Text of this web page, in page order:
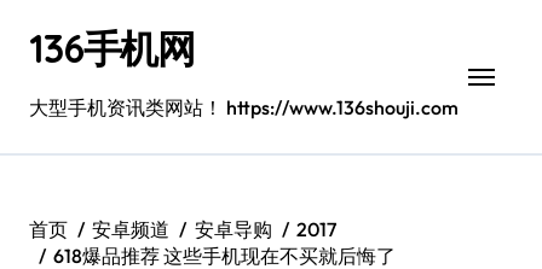
136手机网
大型手机资讯类网站！ https://www.136shouji.com
首页 安卓频道 安卓导购
2017
618爆品推荐 这些手机现在不买就后悔了